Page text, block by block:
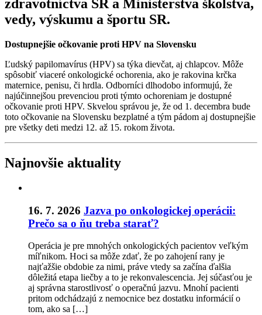
zdravotníctva SR a Ministerstva školstva,
vedy, výskumu a športu SR.
Dostupnejšie očkovanie proti HPV na Slovensku
Ľudský papilomavírus (HPV) sa týka dievčat, aj chlapcov. Môže
spôsobiť viaceré onkologické ochorenia, ako je rakovina krčka
maternice, penisu, či hrdla. Odborníci dlhodobo informujú, že
najúčinnejšou prevenciou proti týmto ochoreniam je dostupné
očkovanie proti HPV. Skvelou správou je, že od 1. decembra bude
toto očkovanie na Slovensku bezplatné a tým pádom aj dostupnejšie
pre všetky deti medzi 12. až 15. rokom života.
Najnovšie aktuality
16. 7. 2026 Jazva po onkologickej operácii:
Prečo sa o ňu treba starať?
Operácia je pre mnohých onkologických pacientov veľkým
míľnikom. Hoci sa môže zdať, že po zahojení rany je
najťažšie obdobie za nimi, práve vtedy sa začína ďalšia
dôležitá etapa liečby a to je rekonvalescencia. Jej súčasťou je
aj správna starostlivosť o operačnú jazvu. Mnohí pacienti
pritom odchádzajú z nemocnice bez dostatku informácií o
tom, ako sa […]